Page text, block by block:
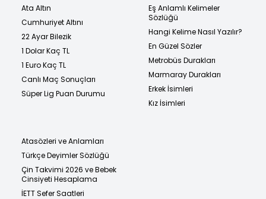
Ata Altın
Cumhuriyet Altını
22 Ayar Bilezik
1 Dolar Kaç TL
1 Euro Kaç TL
Canlı Maç Sonuçları
Süper Lig Puan Durumu
Eş Anlamlı Kelimeler
Sözlüğü
Hangi Kelime Nasıl Yazılır?
En Güzel Sözler
Metrobüs Durakları
Marmaray Durakları
Erkek İsimleri
Kız İsimleri
Atasözleri ve Anlamları
Türkçe Deyimler Sözlüğü
Çin Takvimi 2026 ve Bebek
Cinsiyeti Hesaplama
İETT Sefer Saatleri